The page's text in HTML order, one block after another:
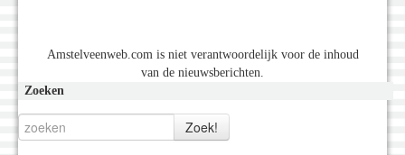
Amstelveenweb.com is niet verantwoordelijk voor de inhoud
van de nieuwsberichten.
Zoeken